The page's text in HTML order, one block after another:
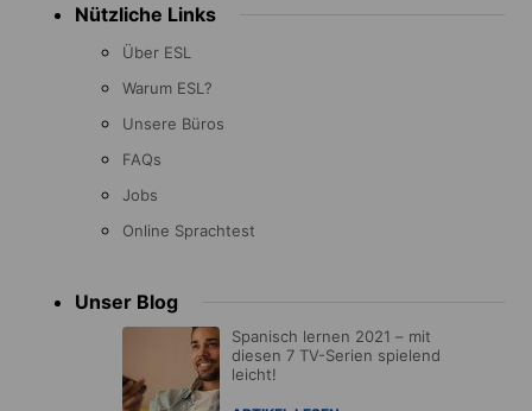
Nützliche Links
Über ESL
Warum ESL?
Unsere Büros
FAQs
Jobs
Online Sprachtest
Unser Blog
Spanisch lernen 2021 – mit
diesen 7 TV-Serien spielend
leicht!